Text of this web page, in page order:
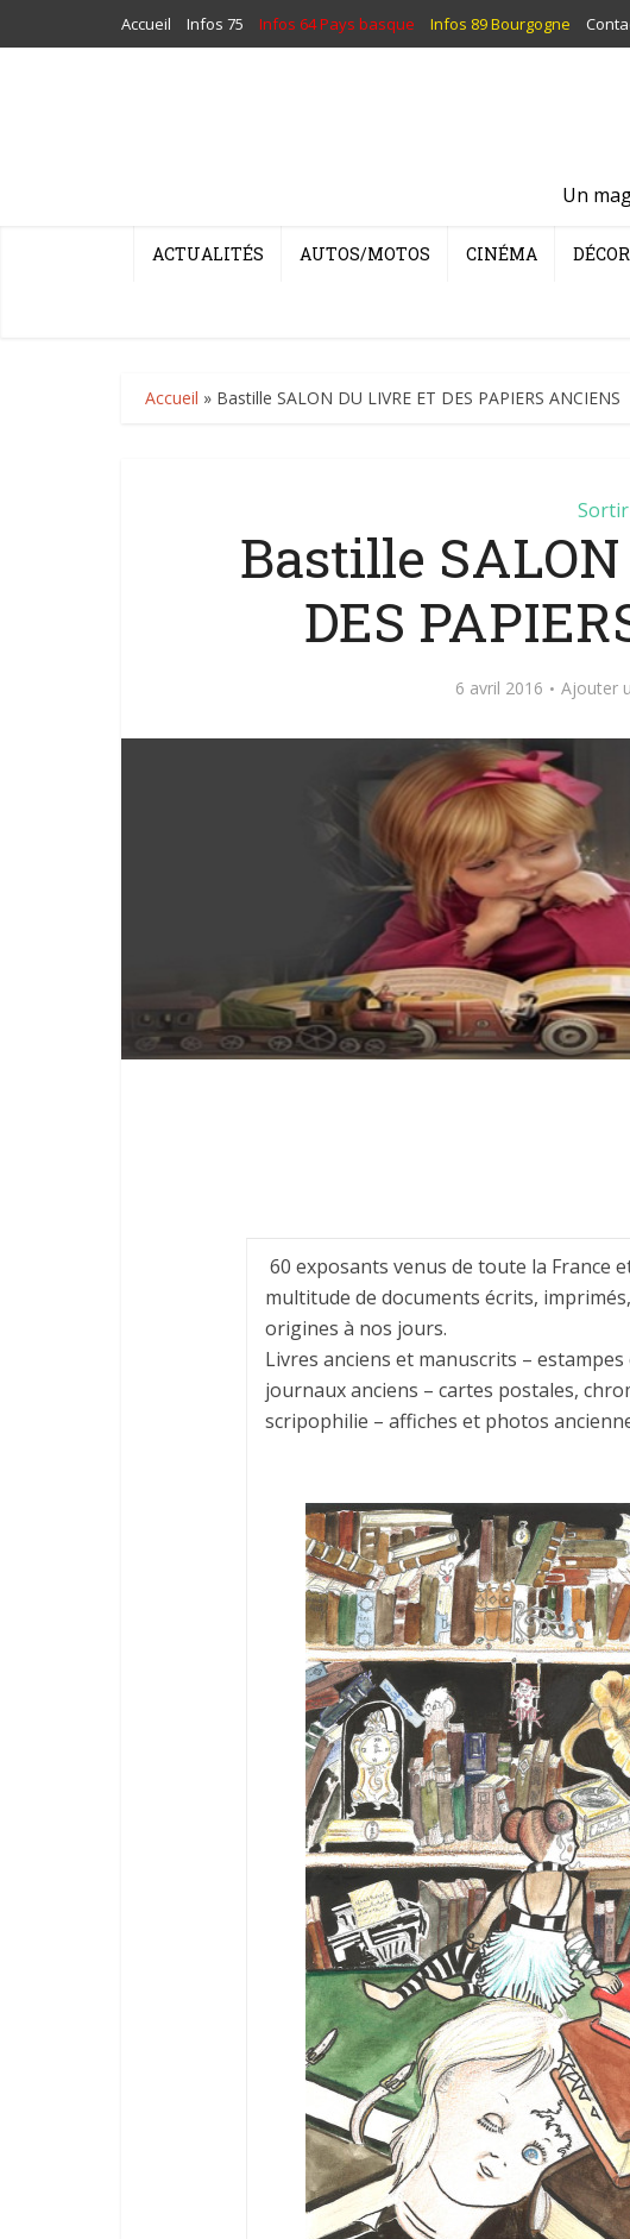
Accueil Infos 75 Infos 64 Pays basque Infos 89 Bourgogne
Un
ACTUALITÉS AUTOS/MOTOS CINÉMA
Accueil » Bastille SALON DU LIVRE ET DES PAPIERS ANCIENS
Sortir
Bastille
DES
6 avril 2016 Ajouter
60 exposants venus de toute la
multitude de documents écrits,
origines à nos jours.
Livres anciens et manuscrits –
journaux anciens – cartes postales,
scripophilie – affiches et photos